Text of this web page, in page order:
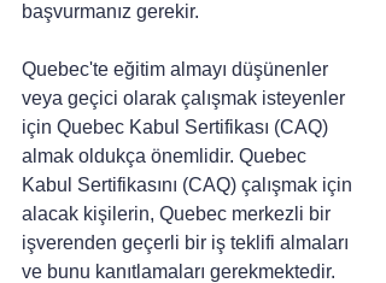
başvurmanız gerekir.
Quebec'te eğitim almayı düşünenler
veya geçici olarak çalışmak isteyenler
için Quebec Kabul Sertifikası (CAQ)
almak oldukça önemlidir. Quebec
Kabul Sertifikasını (CAQ) çalışmak için
alacak kişilerin, Quebec merkezli bir
işverenden geçerli bir iş teklifi almaları
ve bunu kanıtlamaları gerekmektedir.